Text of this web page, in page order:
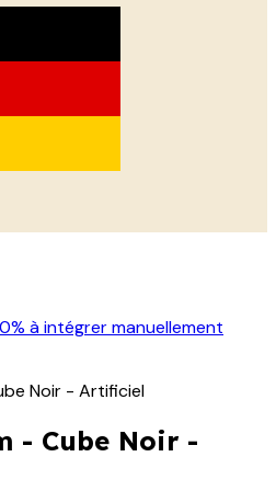
à intégrer manuellement
Noir - Artificiel
- Cube Noir -